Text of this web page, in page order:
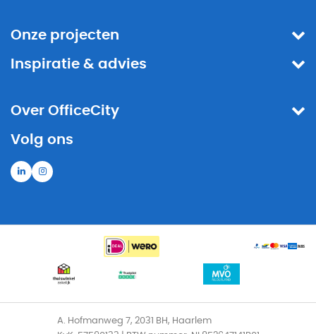
Onze projecten
Inspiratie & advies
Over OfficeCity
Volg ons
A. Hofmanweg 7, 2031 BH, Haarlem